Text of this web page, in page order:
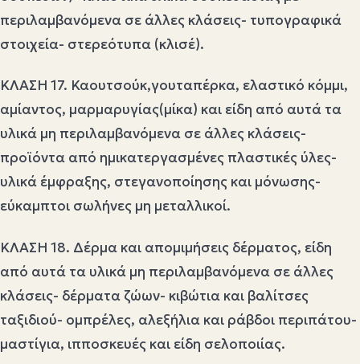
περιλαμβανόμενα σε άλλες κλάσεις- τυπογραφικά
στοιχεία- στερεότυπα (κλισέ).
ΚΛΑΣΗ 17. Καουτσούκ,γουταπέρκα, ελαστικό κόμμι,
αμίαντος, μαρμαρυγίας(μίκα) και είδη από αυτά τα
υλικά μη περιλαμβανόμενα σε άλλες κλάσεις-
προϊόντα από ημικατεργασμένες πλαστικές ύλες-
υλικά έμφραξης, στεγανοποίησης και μόνωσης-
εύκαμπτοι σωλήνες μη μεταλλικοί.
ΚΛΑΣΗ 18. Δέρμα και απομιμήσεις δέρματος, είδη
από αυτά τα υλικά μη περιλαμβανόμενα σε άλλες
κλάσεις- δέρματα ζώων- κιβώτια και βαλίτσες
ταξιδιού- ομπρέλες, αλεξήλια και ράβδοι περιπάτου-
μαστίγια, ιπποσκευές και είδη σελοποιίας.